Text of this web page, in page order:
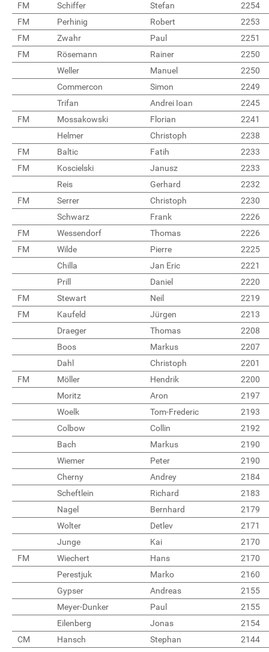
FM
Schiffer Stefan
2254
FM
Perhinig Robert
2253
FM
Zwahr Paul
2251
FM
Rösemann Rainer
2250
Weller
Manuel
2250
Commercon
Simon
2249
Trifan
Andrei Ioan
2245
FM
Mossakowski Florian
2241
Helmer
Christoph
2238
FM
Baltic Fatih
2233
FM
Koscielski Janusz
2233
Reis
Gerhard
2232
FM
Serrer Christoph
2230
Schwarz
Frank
2226
FM
Wessendorf Thomas
2226
FM
Wilde Pierre
2225
Chilla
Jan Eric
2221
Prill
Daniel
2220
FM
Stewart Neil
2219
FM
Kaufeld Jürgen
2213
Draeger
Thomas
2208
Boos
Markus
2207
Dahl
Christoph
2201
FM
Möller Hendrik
2200
Moritz
Aron
2197
Woelk
Tom-Frederic
2193
Colbow
Collin
2192
Bach
Markus
2190
Wiemer
Peter
2190
Cherny
Andrey
2184
Scheftlein
Richard
2183
Nagel
Bernhard
2179
Wolter
Detlev
2171
Junge
Kai
2170
FM
Wiechert Hans
2170
Perestjuk
Marko
2160
Gypser
Andreas
2155
Meyer-Dunker
Paul
2155
Eilenberg
Jonas
2154
CM
Hansch Stephan
2144